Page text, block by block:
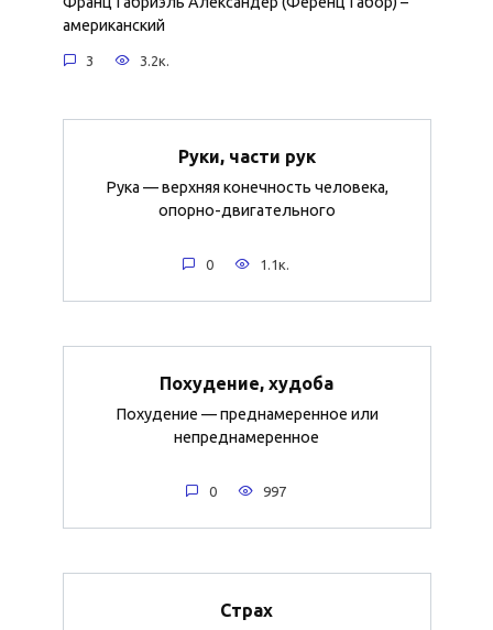
американский
3 3.2к.
Руки, части рук
Рука — верхняя конечность человека,
опорно-двигательного
0 1.1к.
Похудение, худоба
Похудение — преднамеренное или
непреднамеренное
0 997
Страх